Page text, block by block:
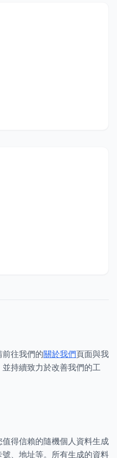
往我們的關於我們頁面與我
持續致力於改善我們的工
值得信賴的隨機個人資料生成
、地址等。所有生成的資料